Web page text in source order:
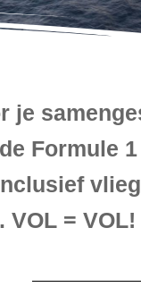
je
Formule
= VOL!